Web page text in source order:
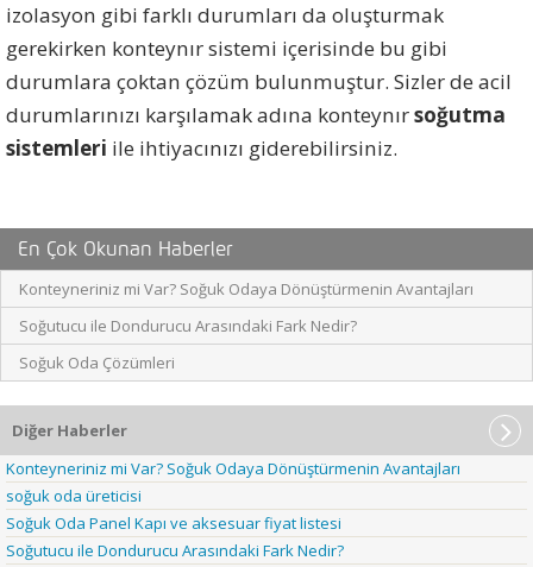
izolasyon gibi farklı durumları da oluşturmak
gerekirken konteynır sistemi içerisinde bu gibi
durumlara çoktan çözüm bulunmuştur. Sizler de acil
durumlarınızı karşılamak adına konteynırsoğutma
sistemleri ile ihtiyacınızı giderebilirsiniz.
En Çok Okunan Haberler
Konteyneriniz mi Var? Soğuk Odaya Dönüştürmenin Avantajları
Soğutucu ile Dondurucu Arasındaki Fark Nedir?
Soğuk Oda Çözümleri
Diğer Haberler
Konteyneriniz mi Var? Soğuk Odaya Dönüştürmenin Avantajları
soğuk oda üreticisi
Soğuk Oda Panel Kapı ve aksesuar fiyat listesi
Soğutucu ile Dondurucu Arasındaki Fark Nedir?